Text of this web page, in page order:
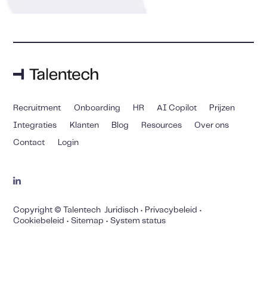
Recruitment Onboarding HR AI Copilot Prijzen
Integraties Klanten Blog Resources Over ons
Contact Login
Copyright © TalentechJuridisch • Privacybeleid •
Cookiebeleid •Sitemap •System status